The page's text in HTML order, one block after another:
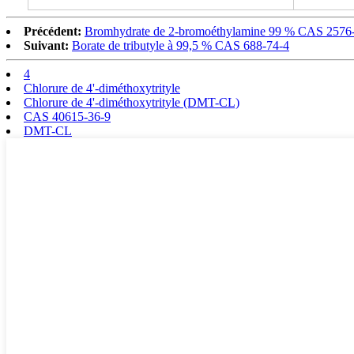
Précédent: Bromhydrate de 2-bromoéthylamine 99 % CAS
Suivant: Borate de tributyle à 99,5 % CAS 688-74-4
4
Chlorure de 4'-diméthoxytrityle
Chlorure de 4'-diméthoxytrityle (DMT-CL)
CAS 40615-36-9
DMT-CL